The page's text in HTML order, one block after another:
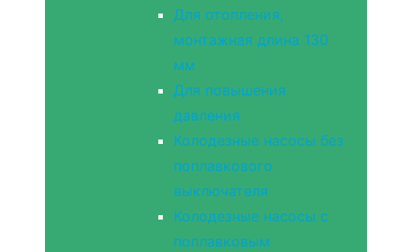
Для отопления,
монтажная длина 130
мм
Для повышения
давления
Колодезные насосы без
поплавкового
выключателя
Колодезные насосы с
поплавковым